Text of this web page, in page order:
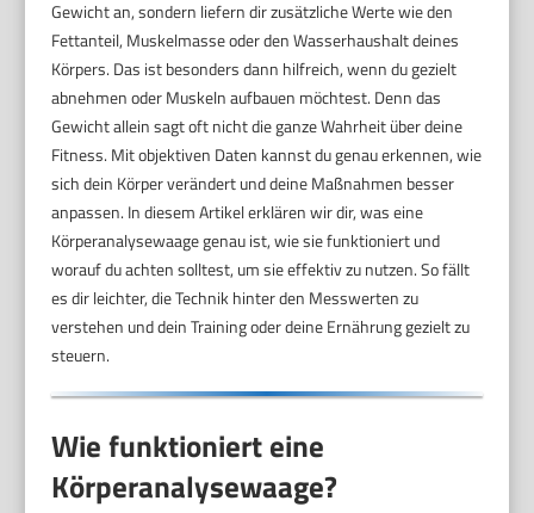
Gewicht an, sondern liefern dir zusätzliche Werte wie den
Fettanteil, Muskelmasse oder den Wasserhaushalt deines
Körpers. Das ist besonders dann hilfreich, wenn du gezielt
abnehmen oder Muskeln aufbauen möchtest. Denn das
Gewicht allein sagt oft nicht die ganze Wahrheit über deine
Fitness. Mit objektiven Daten kannst du genau erkennen, wie
sich dein Körper verändert und deine Maßnahmen besser
anpassen. In diesem Artikel erklären wir dir, was eine
Körperanalysewaage genau ist, wie sie funktioniert und
worauf du achten solltest, um sie effektiv zu nutzen. So fällt
es dir leichter, die Technik hinter den Messwerten zu
verstehen und dein Training oder deine Ernährung gezielt zu
steuern.
Wie funktioniert eine
Körperanalysewaage?